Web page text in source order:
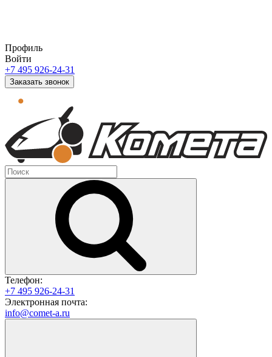
Профиль
Войти
+7 495 926-24-31
Заказать звонок
Телефон:
+7 495 926-24-31
Электронная почта:
info@comet-a.ru